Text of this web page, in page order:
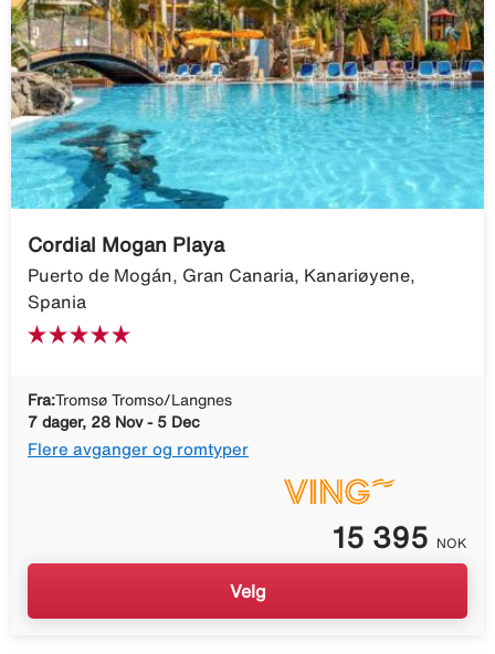
Cordial Mogan Playa
Puerto de Mogán, Gran Canaria, Kanariøyene,
Spania
Fra:Tromsø Tromso/Langnes
7 dager, 28 Nov - 5 Dec
Flere avganger og romtyper
15 395 NOK
Velg